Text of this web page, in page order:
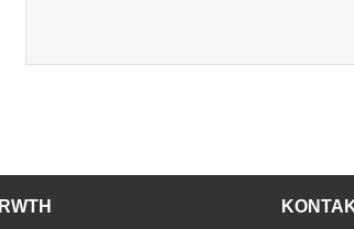
RWTH